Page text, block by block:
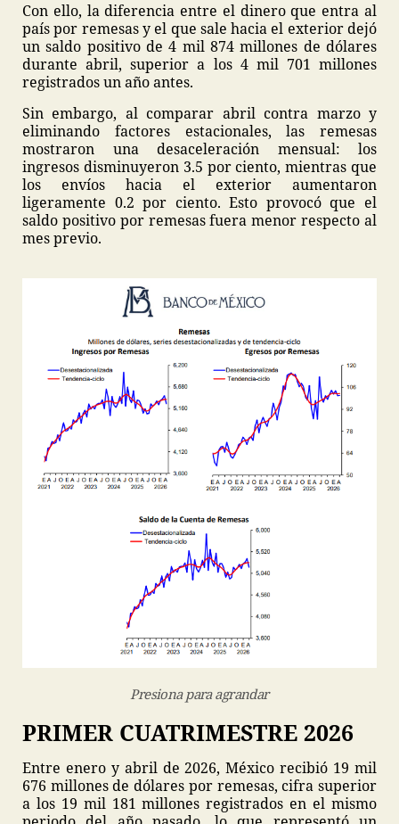
Con ello, la diferencia entre el dinero que entra al
país por remesas y el que sale hacia el exterior dejó
un saldo positivo de 4 mil 874 millones de dólares
durante abril, superior a los 4 mil 701 millones
registrados un año antes.
Sin embargo, al comparar abril contra marzo y
eliminando factores estacionales, las remesas
mostraron una desaceleración mensual: los
ingresos disminuyeron 3.5 por ciento, mientras que
los envíos hacia el exterior aumentaron
ligeramente 0.2 por ciento. Esto provocó que el
saldo positivo por remesas fuera menor respecto al
mes previo.
Presiona para agrandar
PRIMER CUATRIMESTRE 2026
Entre enero y abril de 2026, México recibió 19 mil
676 millones de dólares por remesas, cifra superior
a los 19 mil 181 millones registrados en el mismo